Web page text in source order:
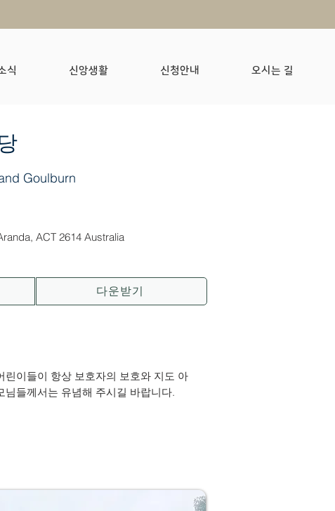
식 신앙생활 신청안내 오시는 길
Goulburn
ACT 2614 Australia
다운받기
린이들이 항상 보호자의 보호와 지도 아
님들께서는 유념해 주시길 바랍니다.​